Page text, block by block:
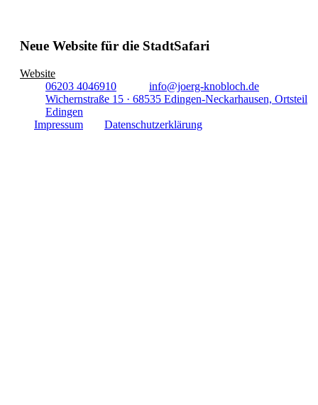
Neue Website für die StadtSafari
Website
06203 4046910
info@joerg-knobloch.de
Wichernstraße 15 · 68535 Edingen-Neckarhausen, Ortsteil
Edingen
Impressum
Datenschutzerklärung